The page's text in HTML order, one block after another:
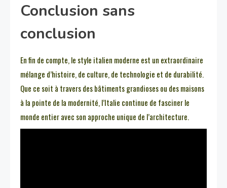
Conclusion sans
conclusion
En fin de compte, le style italien moderne est un extraordinaire
mélange d’histoire, de culture, de technologie et de durabilité.
Que ce soit à travers des bâtiments grandioses ou des maisons
à la pointe de la modernité, l’Italie continue de fasciner le
monde entier avec son approche unique de l’architecture.